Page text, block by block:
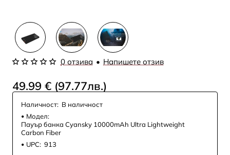
0 отзива • Напишете отзив
49.99 € (97.77лв.)
Наличност: В наличност
Модел:
Пауър банка Cyansky 10000mAh Ultra Lightweight
Carbon Fiber
UPC: 913